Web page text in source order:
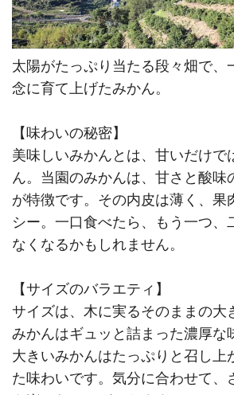
太陽がたっぷり当たる段々畑で、
念に育て上げたみかん。
【味わいの秘密】
美味しいみかんとは、甘いだけで
ん。当園のみかんは、甘さと酸味
が特徴です。その内皮は薄く、果
シー。一口食べたら、もう一つ、
なくなるかもしれません。
【サイズのバラエティ】
サイズは、木に実るそのままの大
みかんはギュッと詰まった濃厚な
大きいみかんはたっぷりと召し上
た味わいです。気分に合わせて、